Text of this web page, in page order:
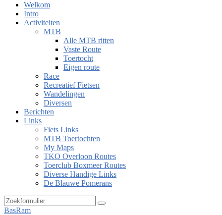
Welkom
Intro
Activiteiten
MTB
Alle MTB ritten
Vaste Route
Toertocht
Eigen route
Race
Recreatief Fietsen
Wandelingen
Diversen
Berichten
Links
Fiets Links
MTB Toertochten
My Maps
TKO Overloon Routes
Toerclub Boxmeer Routes
Diverse Handige Links
De Blauwe Pomerans
Zoeken
BasRam